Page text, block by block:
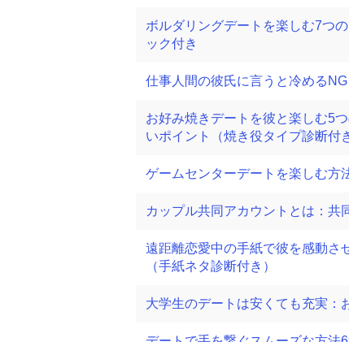
ボルダリングデートを楽しむ7つ
ック付き
仕事人間の彼氏に言うと冷める
お好み焼きデートを彼と楽しむ5
いポイント（焼き役タイプ診断付
ゲームセンターデートを楽しむ方
カップル共同アカウントとは：共
遠距離恋愛中の手紙で彼を感動さ
（手紙ネタ診断付き）
大学生のデートは安くても充実：